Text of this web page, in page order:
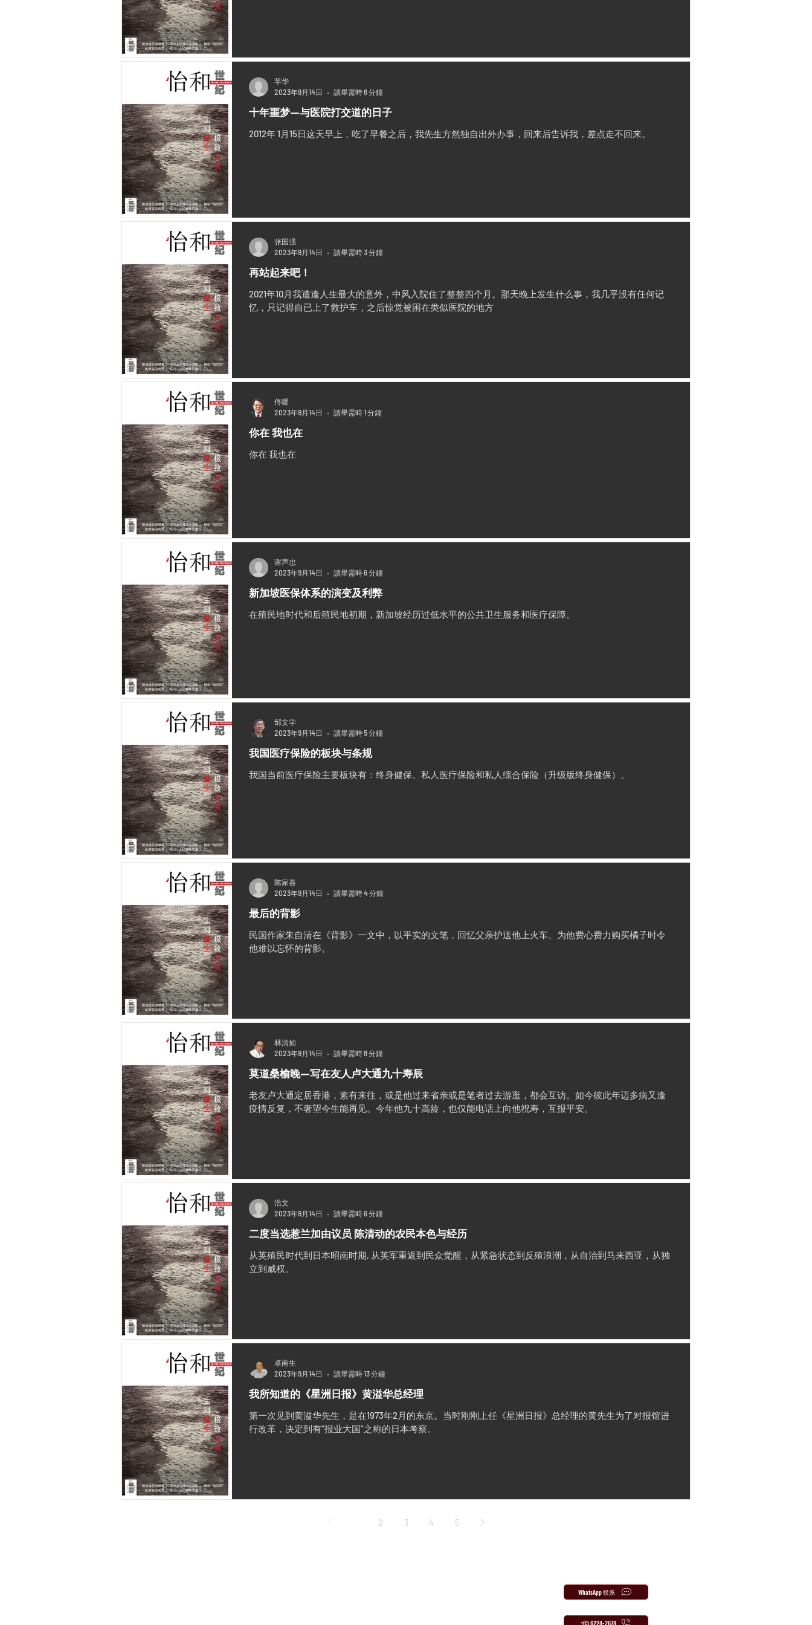
十年噩梦—与医院打交道的日子
2012年 1月15日这天早上，吃了早餐之后，我先生方然独自出外办事，回来后告诉我，差点走不回来。
芊华
2023年9月14日
讀畢需時 6 分鐘
再站起来吧！
2021年10月我遭逢人生最大的意外，中风入院住了整整四个月。那天晚上发生什么事，我几乎没有任何记
忆，只记得自已上了救护车，之后惊觉被困在类似医院的地方
张国强
2023年9月14日
讀畢需時 3 分鐘
你在 我也在
你在 我也在
佟暖
2023年9月14日
讀畢需時 1 分鐘
新加坡医保体系的演变及利弊
在殖民地时代和后殖民地初期，新加坡经历过低水平的公共卫生服务和医疗保障。
谢声忠
2023年9月14日
讀畢需時 6 分鐘
我国医疗保险的板块与条规
我国当前医疗保险主要板块有：终身健保、私人医疗保险和私人综合保险（升级版终身健保）。
邹文学
2023年9月14日
讀畢需時 5 分鐘
最后的背影
民国作家朱自清在《背影》一文中，以平实的文笔，回忆父亲护送他上火车、为他费心费力购买橘子时令
他难以忘怀的背影。
陈家喜
2023年9月14日
讀畢需時 4 分鐘
莫道桑榆晚—写在友人卢大通九十寿辰
老友卢大通定居香港，素有来往，或是他过来省亲或是笔者过去游逛，都会互访。如今彼此年迈多病又逢
疫情反复，不奢望今生能再见。今年他九十高龄，也仅能电话上向他祝寿，互报平安。
林清如
2023年9月14日
讀畢需時 8 分鐘
二度当选惹兰加由议员 陈清动的农民本色与经历
从英殖民时代到日本昭南时期, 从英军重返到民众觉醒，从紧急状态到反殖浪潮，从自治到马来西亚，从独
立到威权。
浩文
2023年9月14日
讀畢需時 6 分鐘
我所知道的《星洲日报》黄溢华总经理
第一次见到黄溢华先生，是在1973年2月的东京。当时刚刚上任《星洲日报》总经理的黄先生为了对报馆进
行改革，决定到有“报业大国”之称的日本考察。
卓南生
2023年9月14日
讀畢需時 13 分鐘
2 3 4 5
WhatsApp 联系
+65 6224-2678